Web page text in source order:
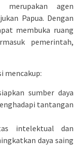
merupakan agen
Papua. Dengan
membuka ruang
pemerintah,
mencakup:
sumber daya
tantangan
intelektual dan
daya saing